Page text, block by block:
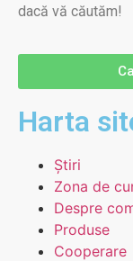
dacă vă căutăm!
Harta
Știri
Zona de
Despre
Produse
Cooperare